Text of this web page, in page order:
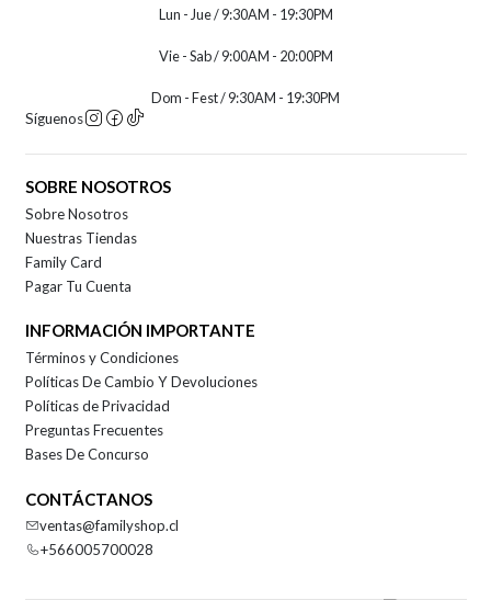
Lun - Jue / 9:30AM - 19:30PM
Vie - Sab / 9:00AM - 20:00PM
Dom - Fest / 9:30AM - 19:30PM
Síguenos
SOBRE NOSOTROS
Sobre Nosotros
Nuestras Tiendas
Family Card
Pagar Tu Cuenta
INFORMACIÓN IMPORTANTE
Términos y Condiciones
Políticas De Cambio Y Devoluciones
Políticas de Privacidad
Preguntas Frecuentes
Bases De Concurso
CONTÁCTANOS
ventas@familyshop.cl
+566005700028